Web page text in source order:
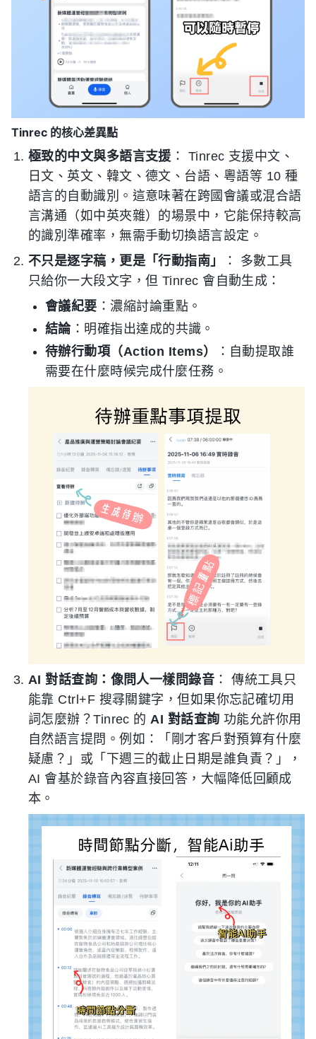
Tinrec 的核心差異點
極致的中文與多語言支援 ： Tinrec 支援中文、
日文、英文、韓文、德文、台語、粵語等 10 種
語言的自動識別。這意味著在跨國會議或混合語
言溝通（如中英夾雜）的場景中，它能保持較高
的識別準確率，無需手動切換語言設定。
不只是逐字稿，更是「行動指南」
： 多數工具
只給你一大段文字，但 Tinrec 會自動生成：
會議紀要 ：濃縮討論重點。
結論：明確指出達成的共識。
待辦行動項（Action Items）
：自動提取誰
需要在什麼時候完成什麼任務。
AI 對話查詢：像問人一樣問錄音 ： 傳統工具只
能靠 Ctrl+F 搜尋關鍵字，但如果你忘記確切用
詞怎麼辦？Tinrec 的 AI 對話查詢 功能允許你用
自然語言提問。例如：「剛才客戶對預算有什麼
疑慮？」或「下週三的截止日期是誰負責？」，
AI 會基於錄音內容直接回答，大幅降低回顧成
本。